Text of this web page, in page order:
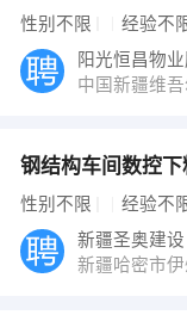
性别不限 经验不
中国新疆维
钢结构车间数控下
性别不限 经验不
新疆圣奥建
新疆哈密市